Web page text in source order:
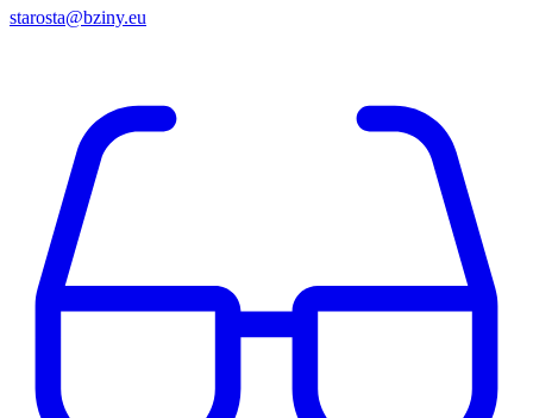
starosta@bziny.eu